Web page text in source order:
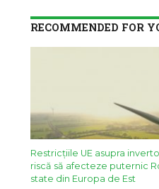
RECOMMENDED FOR
Restricţiile UE asupra
riscă să afecteze puternic
state din Europa de Est